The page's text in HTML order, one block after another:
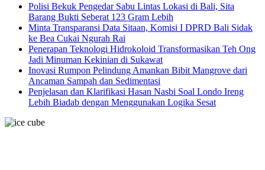
Polisi Bekuk Pengedar Sabu Lintas Lokasi di Bali, Sita
Barang Bukti Seberat 123 Gram Lebih
Minta Transparansi Data Sitaan, Komisi I DPRD Bali Sidak
ke Bea Cukai Ngurah Rai
Penerapan Teknologi Hidrokoloid Transformasikan Teh Ong
Jadi Minuman Kekinian di Sukawat
Inovasi Rumpon Pelindung Amankan Bibit Mangrove dari
Ancaman Sampah dan Sedimentasi
Penjelasan dan Klarifikasi Hasan Nasbi Soal Londo Ireng
Lebih Biadab dengan Menggunakan Logika Sesat